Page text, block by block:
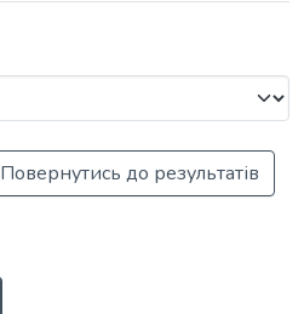
Повернутись до результатів